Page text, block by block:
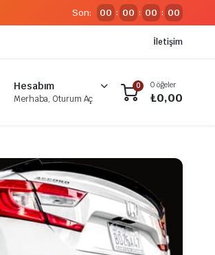
Son: 00 : 00 : 00 : 00
İletişim
Hesabım
Merhaba, Oturum Aç
0 0 öğeler
₺0,00